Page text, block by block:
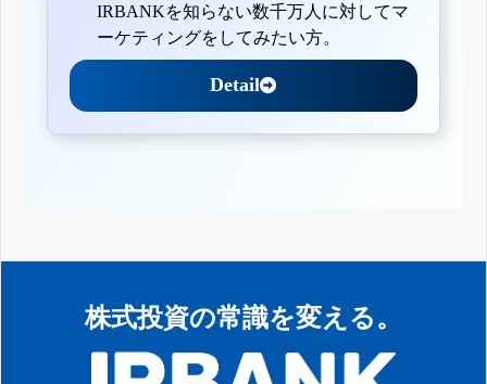
IRBANKを知らない数千万人に対してマ
ーケティングをしてみたい方。
Detail
株式投資の常識を変える。